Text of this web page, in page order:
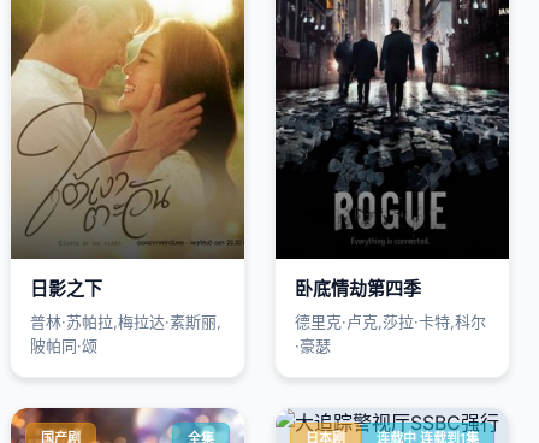
日影之下
普林·苏帕拉,梅拉达·素斯丽,
陂帕同·颂
卧底情劫第四季
德里克·卢克,莎拉·卡特,科尔
·豪瑟
国产剧 全集 日本剧 连载中 连载到1集